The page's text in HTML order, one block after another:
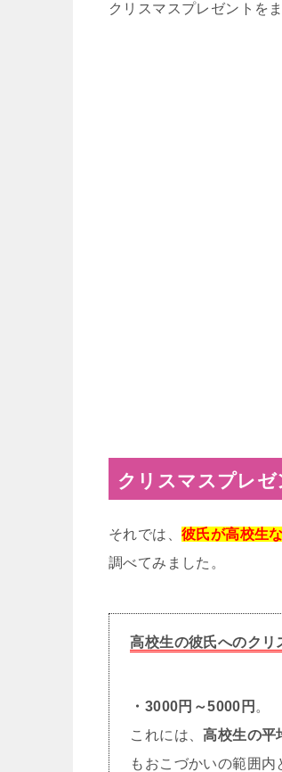
クリスマスプレゼントを
クリスマスプレゼ
それでは、 彼氏が高校生
調べてみました。
高校生の彼氏へのクリ
・3000円～5000円 。
これには、高校生の平
もおこづかいの範囲内